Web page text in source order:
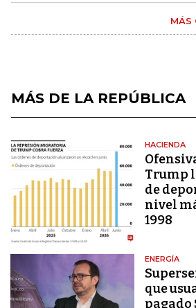
MÁS
MÁS DE LA REPÚBLICA
HACIENDA
Trump
de
nivel
1998
ENERGÍA
que
pagado